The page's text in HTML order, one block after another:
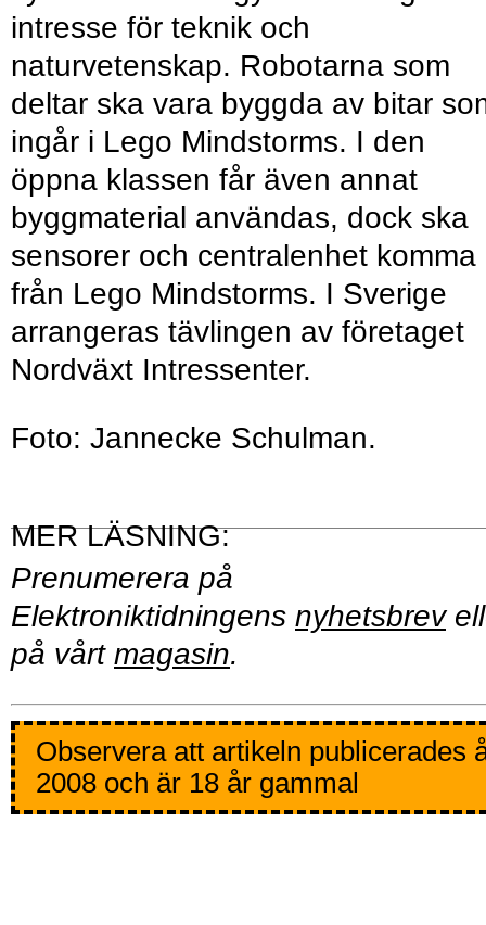
intresse för teknik och
naturvetenskap. Robotarna som
deltar ska vara byggda av bitar
ingår i Lego Mindstorms. I den
öppna klassen får även annat
byggmaterial användas, dock ska
sensorer och centralenhet komma
från Lego Mindstorms. I Sverige
arrangeras tävlingen av företaget
Nordväxt Intressenter.
Foto: Jannecke Schulman.
Prenumerera på
Elektroniktidningens nyhetsbrev
på vårt magasin.
Observera att artikeln publicerades
2008 och är 18 år gammal